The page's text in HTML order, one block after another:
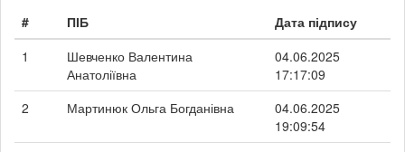
# ПІБ
Дата підпису
1
Шевченко Валентина
Анатоліївна
04.06.2025
17:17:09
2
Мартинюк Ольга Богданівна
04.06.2025
19:09:54